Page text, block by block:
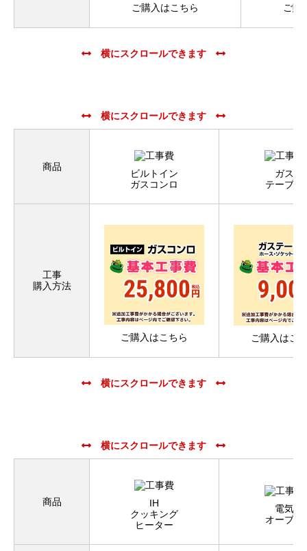
ご購入はこちら ご購
商品
ビルトイン
ガスコンロ
ガス
テーブル
工事
購入方法
ご購入はこちら ご購入はこ
商品
IH
クッキング
ヒーター
電気
オーブン